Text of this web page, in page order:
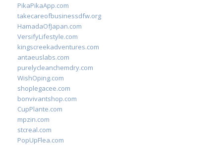
PikaPikaApp.com
takecareofbusinessdfw.org
HamadaOfJapan.com
VersifyLifestyle.com
kingscreekadventures.com
antaeuslabs.com
purelycleanchemdry.com
WishOping.com
shoplegacee.com
bonvivantshop.com
CupPlante.com
mpzin.com
stcreal.com
PopUpFlea.com